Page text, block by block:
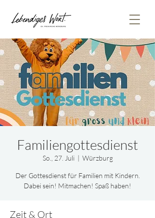
Familiengottesdienst
So., 27. Juli
  |
Würzburg
Der Gottesdienst für Familien mit Kindern.
Dabei sein! Mitmachen! Spaß haben!
Zeit & Ort